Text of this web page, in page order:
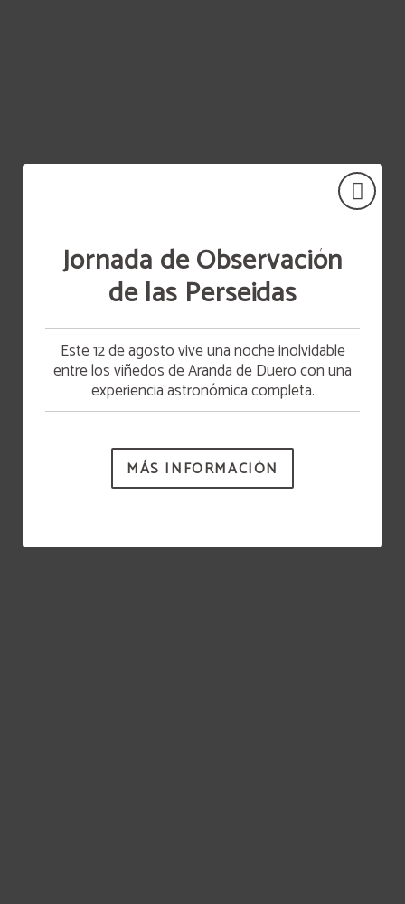
Jornada de Observación
de las Perseidas
Este 12 de agosto vive una noche inolvidable
entre los viñedos de Aranda de Duero con una
experiencia astronómica completa.
MÁS INFORMACIÓN